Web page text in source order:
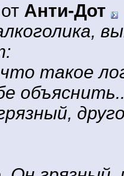
Анти-Дот
такое